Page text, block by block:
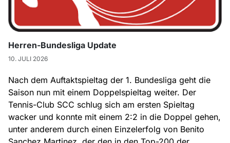
Herren-Bundesliga Update
10. JULI 2026
Nach dem Auftaktspieltag der 1. Bundesliga geht die
Saison nun mit einem Doppelspieltag weiter. Der
Tennis-Club SCC schlug sich am ersten Spieltag
wacker und konnte mit einem 2:2 in die Doppel gehen,
unter anderem durch einen Einzelerfolg von Benito